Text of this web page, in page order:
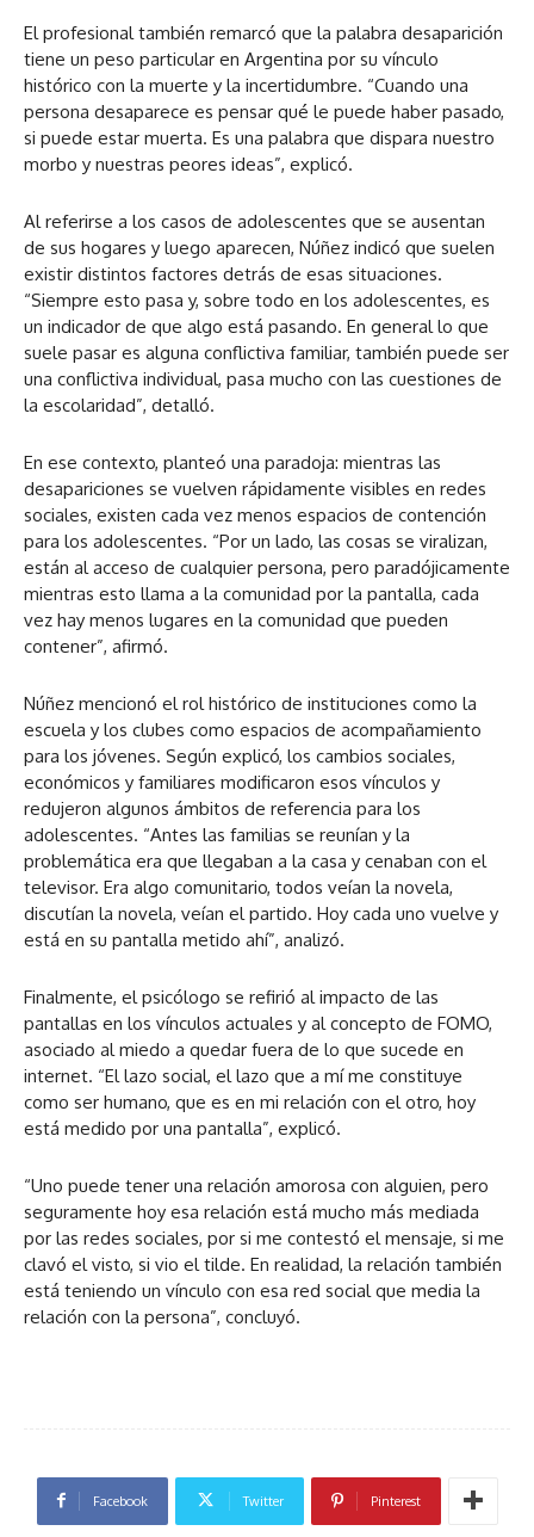
El profesional también remarcó que la palabra desaparición
tiene un peso particular en Argentina por su vínculo
histórico con la muerte y la incertidumbre. “Cuando una
persona desaparece es pensar qué le puede haber pasado,
si puede estar muerta. Es una palabra que dispara nuestro
morbo y nuestras peores ideas”, explicó.
Al referirse a los casos de adolescentes que se ausentan
de sus hogares y luego aparecen, Núñez indicó que suelen
existir distintos factores detrás de esas situaciones.
“Siempre esto pasa y, sobre todo en los adolescentes, es
un indicador de que algo está pasando. En general lo que
suele pasar es alguna conflictiva familiar, también puede ser
una conflictiva individual, pasa mucho con las cuestiones de
la escolaridad”, detalló.
En ese contexto, planteó una paradoja: mientras las
desapariciones se vuelven rápidamente visibles en redes
sociales, existen cada vez menos espacios de contención
para los adolescentes. “Por un lado, las cosas se viralizan,
están al acceso de cualquier persona, pero paradójicamente
mientras esto llama a la comunidad por la pantalla, cada
vez hay menos lugares en la comunidad que pueden
contener”, afirmó.
Núñez mencionó el rol histórico de instituciones como la
escuela y los clubes como espacios de acompañamiento
para los jóvenes. Según explicó, los cambios sociales,
económicos y familiares modificaron esos vínculos y
redujeron algunos ámbitos de referencia para los
adolescentes. “Antes las familias se reunían y la
problemática era que llegaban a la casa y cenaban con el
televisor. Era algo comunitario, todos veían la novela,
discutían la novela, veían el partido. Hoy cada uno vuelve y
está en su pantalla metido ahí”, analizó.
Finalmente, el psicólogo se refirió al impacto de las
pantallas en los vínculos actuales y al concepto de FOMO,
asociado al miedo a quedar fuera de lo que sucede en
internet. “El lazo social, el lazo que a mí me constituye
como ser humano, que es en mi relación con el otro, hoy
está medido por una pantalla”, explicó.
“Uno puede tener una relación amorosa con alguien, pero
seguramente hoy esa relación está mucho más mediada
por las redes sociales, por si me contestó el mensaje, si me
clavó el visto, si vio el tilde. En realidad, la relación también
está teniendo un vínculo con esa red social que media la
relación con la persona”, concluyó.
Facebook Twitter Pinterest